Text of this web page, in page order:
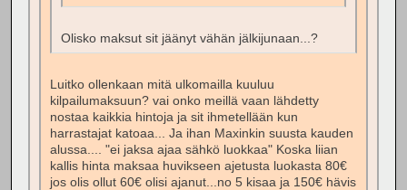
Olisko maksut sit jäänyt vähän jälkijunaan...?
Luitko ollenkaan mitä ulkomailla kuuluu
kilpailumaksuun? vai onko meillä vaan lähdetty
nostaa kaikkia hintoja ja sit ihmetellään kun
harrastajat katoaa... Ja ihan Maxinkin suusta kauden
alussa.... "ei jaksa ajaa sähkö luokkaa" Koska liian
kallis hinta maksaa huvikseen ajetusta luokasta 80€
jos olis ollut 60€ olisi ajanut...no 5 kisaa ja 150€ hävis